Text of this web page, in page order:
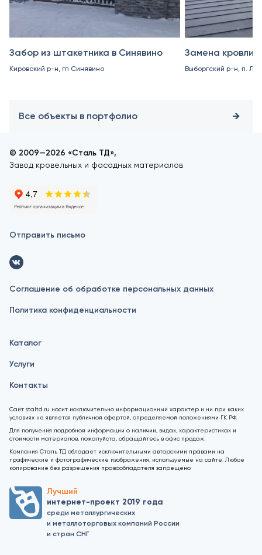
Забор из штакетника в Синявино
Кировский р-н, гп Синявино
Замена кровли
Выборгский р-н, п.
Все объекты в портфолио
© 2009—2026 «Сталь ТД»,
Завод кровельных и фасадных материалов
Отправить письмо
Соглашение об обработке персональных данных
Политика конфиденциальности
Каталог
Услуги
Контакты
Сайт staltd.ru носит исключительно информационный характер и ни при каких
условиях не является публичной офертой, определяемой положениями ГК РФ.
Для получения подробной информации о наличии, видах, характеристиках и
стоимости материалов, пожалуйста, обращайтесь в офис продаж.
Компания Сталь ТД обладает исключительными авторскими правами на
графические и фотографические изображения, используемые на сайте. Любое
копирование без разрешения правообладателя запрещено
Лучший
интернет-проект 2019 года
среди металлургических
и металлоторговых компаний России
и стран СНГ